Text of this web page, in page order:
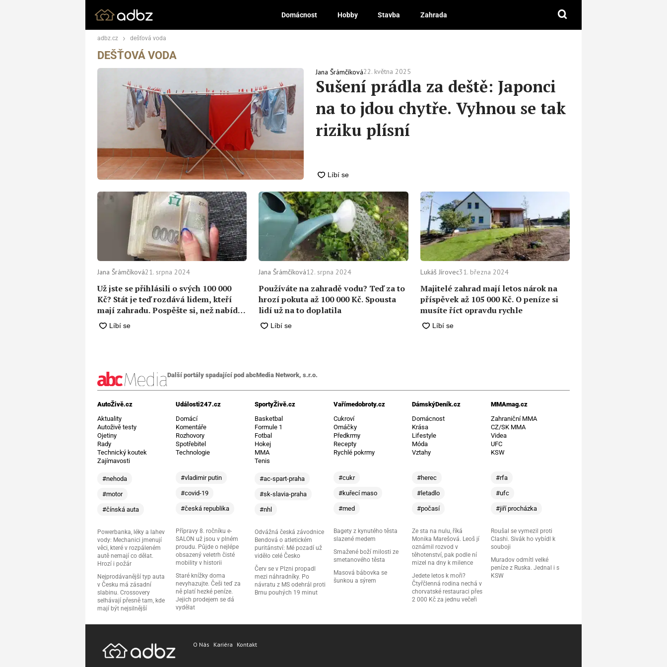
Domácnost Hobby Stavba Zahrada
adbz.cz dešťová voda
DEŠŤOVÁ VODA
Jana Šrámčíková22. května 2025
Sušení prádla za deště: Japonci
na to jdou chytře. Vyhnou se tak
riziku plísní
Už jste se přihlásili o svých 100 000
Kč? Stát je teď rozdává lidem, kteří
mají zahradu. Pospěšte si, než nabídka
vyprší
Jana Šrámčíková21. srpna 2024
Používáte na zahradě vodu? Teď za to
hrozí pokuta až 100 000 Kč. Spousta
lidí už na to doplatila
Jana Šrámčíková12. srpna 2024
Majitelé zahrad mají letos nárok na
příspěvek až 105 000 Kč. O peníze si
musíte říct opravdu rychle
Lukáš Jírovec31. března 2024
Další portály spadající pod abcMedia Network, s.r.o.
AutoŽivě.cz
Aktuality
Autoživě testy
Ojetiny
Rady
Technický koutek
Zajímavosti
#nehoda
#motor
#čínská auta
Powerbanka, léky a lahev
vody: Mechanici jmenují
věci, které v rozpáleném
autě nemají co dělat.
Hrozí i požár
Nejprodávanější typ auta
v Česku má zásadní
slabinu. Crossovery
selhávají přesně tam, kde
mají být nejsilnější
Události247.cz
Domácí
Komentáře
Rozhovory
Spotřebitel
Technologie
#vladimir putin
#covid-19
#česká republika
Přípravy 8. ročníku e-
SALON už jsou v plném
proudu. Půjde o nejlépe
obsazený veletrh čisté
mobility v historii
Staré knížky doma
nevyhazujte. Češi teď za
ně platí hezké peníze.
Jejich prodejem se dá
vydělat
SportyŽivě.cz
Basketbal
Formule 1
Fotbal
Hokej
MMA
Tenis
#ac-spart-praha
#sk-slavia-praha
#nhl
Odvážná česká závodnice
Bendová o atletickém
puritánství: Mé pozadí už
vidělo celé Česko
Červ se v Plzni propadl
mezi náhradníky. Po
návratu z MS odehrál proti
Brnu pouhých 19 minut
Vařímedobroty.cz
Cukroví
Omáčky
Předkrmy
Recepty
Rychlé pokrmy
#cukr
#kuřecí maso
#med
Bagety z kynutého těsta
slazené medem
Smažené boží milosti ze
smetanového těsta
Masová bábovka se
šunkou a sýrem
DámskýDeník.cz
Domácnost
Krása
Lifestyle
Móda
Vztahy
#herec
#letadlo
#počasí
Ze sta na nulu, říká
Monika Marešová. Leoš jí
oznámil rozvod v
těhotenství, pak podle ní
mizel na dny k milence
Jedete letos k moři?
Čtyřčlenná rodina nechá v
chorvatské restauraci přes
2 000 Kč za jednu večeři
MMAmag.cz
Zahraniční MMA
CZ/SK MMA
Videa
UFC
KSW
#rfa
#ufc
#jiří procházka
Roušal se vymezil proti
Clashi. Sivák ho vybídl k
souboji
Muradov odmítl velké
peníze z Ruska. Jednal i s
KSW
O Nás Kariéra Kontakt